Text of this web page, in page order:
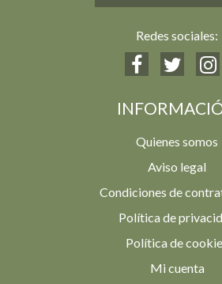
Redes sociales:
Quienes somos
Aviso legal
Condiciones de
Política de
Política de
Mi cuenta